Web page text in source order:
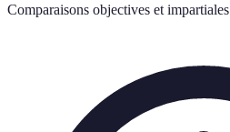
Comparaisons objectives et impartiales